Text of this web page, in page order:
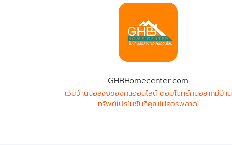
GHBHomecenter.com
เว็บบ้านมือสองของคนออนไลน์ ตอบโจทย์คนอยากมีบ้าน
ทรัพย์โปรโมชั่นที่คุณไม่ควรพลาด!